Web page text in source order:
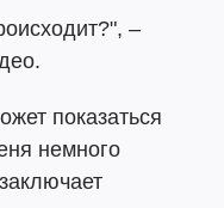
–
показаться
немного